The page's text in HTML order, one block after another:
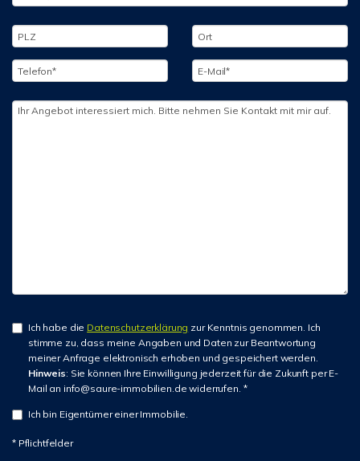
Ich habe die Datenschutzerklärung zur Kenntnis genommen. Ich
stimme zu, dass meine Angaben und Daten zur Beantwortung
meiner Anfrage elektronisch erhoben und gespeichert werden.
Hinweis: Sie können Ihre Einwilligung jederzeit für die Zukunft per E-
Mail an info@saure-immobilien.de widerrufen. *
Ich bin Eigentümer einer Immobilie.
* Pflichtfelder